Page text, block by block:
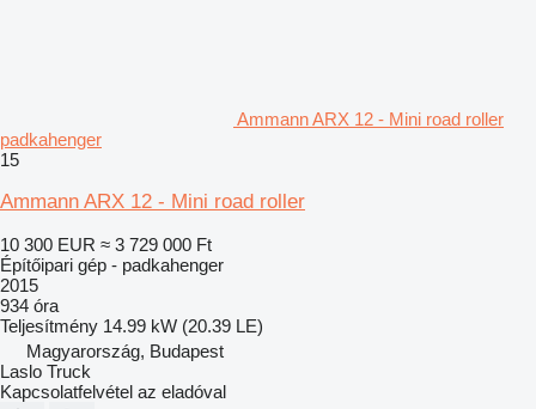
Ammann ARX 12 - Mini road roller
padkahenger
15
Ammann ARX 12 - Mini road roller
10 300 EUR ≈ 3 729 000 Ft
Építőipari gép - padkahenger
2015
934 óra
Teljesítmény 14.99 kW (20.39 LE)
Magyarország, Budapest
Laslo Truck
Kapcsolatfelvétel az eladóval